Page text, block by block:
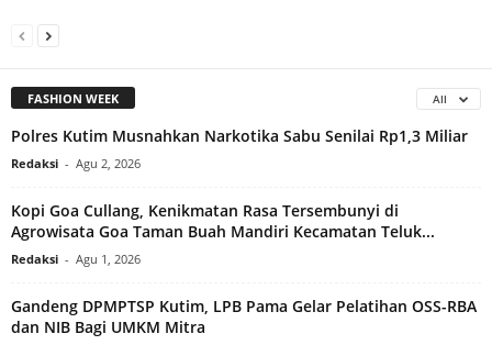
FASHION WEEK All
Polres Kutim Musnahkan Narkotika Sabu Senilai Rp1,3 Miliar
Redaksi - Agu 2, 2026
Kopi Goa Cullang, Kenikmatan Rasa Tersembunyi di
Agrowisata Goa Taman Buah Mandiri Kecamatan Teluk...
Redaksi - Agu 1, 2026
Gandeng DPMPTSP Kutim, LPB Pama Gelar Pelatihan OSS-RBA
dan NIB Bagi UMKM Mitra